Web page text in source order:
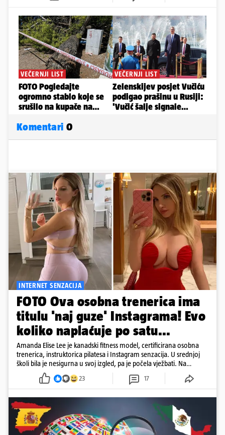
Komentari 0
INTERNET SENZACIJA
FOTO Ova osobna trenerica ima
titulu 'naj guze' Instagrama! Evo
koliko naplaćuje po satu...
Amanda Elise Lee je kanadski fitness model, certificirana osobna
trenerica, instruktorica pilatesa i Instagram senzacija. U srednjoj
školi bila je nesigurna u svoj izgled, pa je počela vježbati. Na
Instagramu je prati više od deset milijuna ljudi, a posebno je
poznata po vježbama za oblikovanje stražnjice. Njezinu 'pozadinu'
razni su mediji znali proglašavati i najboljom na Instagramu...
23 17